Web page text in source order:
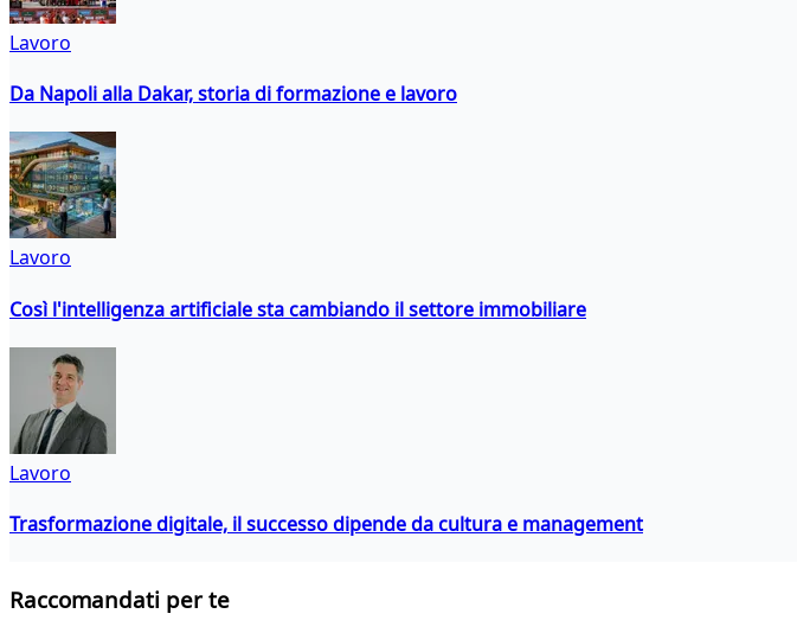
Lavoro
Da Napoli alla Dakar, storia di formazione e lavoro
Lavoro
Così l'intelligenza artificiale sta cambiando il settore immobiliare
Lavoro
Trasformazione digitale, il successo dipende da cultura e management
Raccomandati per te